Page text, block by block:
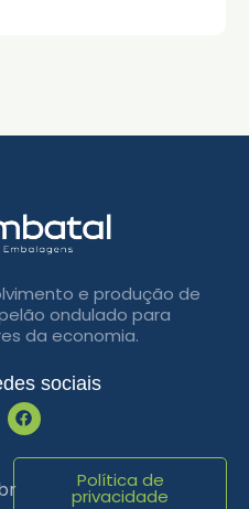
e produção de
ondulado para
da economia.
sociais
Política de
privacidade